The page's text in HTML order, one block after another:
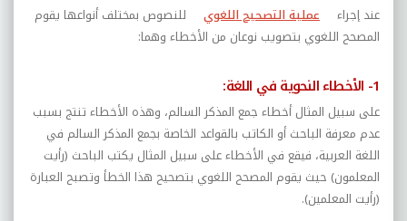
عند إجراء عملية التصحيح اللغوي
للنصوص بمختلف أنواعها يقوم
المصحح اللغوي بتصويب نوعان من الأخطاء وهما:
1- الأخطاء النحوية في اللغة:
على سبيل المثال أخطاء جمع المذكر السالم، وهذه الأخطاء تنتج بسبب
عدم معرفة الباحث أو الكاتب بالقواعد الخاصة بجمع المذكر السالم في
اللغة العربية، فيقع في الأخطاء على سبيل المثال يكتب الباحث (رأيت
المعلمون) حيث يقوم المصحح اللغوي بتصحيح هذا الخطأ وتصبح العبارة
(رأيت المعلمين).